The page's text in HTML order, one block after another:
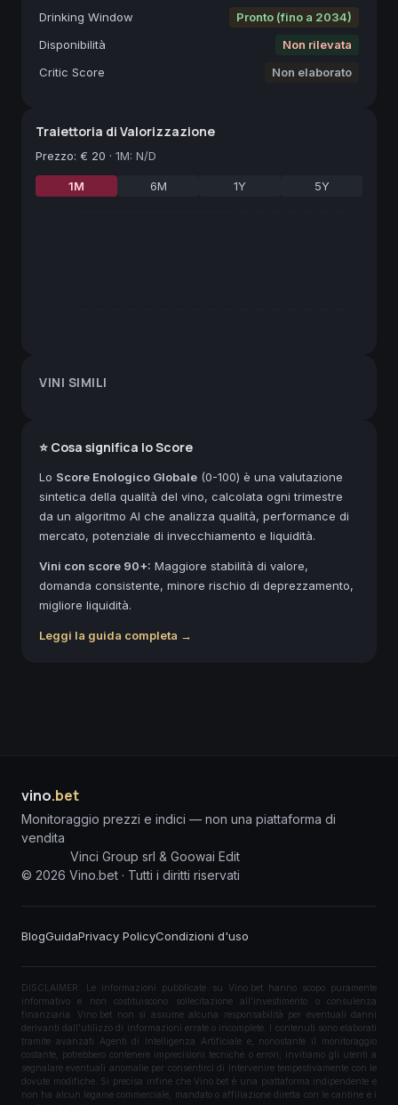
Drinking Window
Pronto (fino a 2034)
Disponibilità
Non rilevata
Critic Score
Non elaborato
Traiettoria di Valorizzazione
Prezzo: € 20 · 1M: N/D
1M 6M 1Y 5Y
VINI SIMILI
⭐ Cosa significa lo Score
Lo Score Enologico Globale (0-100) è una valutazione
sintetica della qualità del vino, calcolata ogni trimestre
da un algoritmo AI che analizza qualità, performance di
mercato, potenziale di invecchiamento e liquidità.
Vini con score 90+: Maggiore stabilità di valore,
domanda consistente, minore rischio di deprezzamento,
migliore liquidità.
Leggi la guida completa →
vino.bet
Monitoraggio prezzi e indici — non una piattaforma di
vendita
Vinci Group srl & Goowai Edit
© 2026 Vino.bet · Tutti i diritti riservati
BlogGuidaPrivacy PolicyCondizioni d'uso
DISCLAIMER: Le informazioni pubblicate su Vino.bet hanno scopo puramente
informativo e non costituiscono sollecitazione all'investimento o consulenza
finanziaria. Vino.bet non si assume alcuna responsabilità per eventuali danni
derivanti dall'utilizzo di informazioni errate o incomplete. I contenuti sono elaborati
tramite avanzati Agenti di Intelligenza Artificiale e, nonostante il monitoraggio
costante, potrebbero contenere imprecisioni tecniche o errori; invitiamo gli utenti a
segnalare eventuali anomalie per consentirci di intervenire tempestivamente con le
dovute modifiche. Si precisa infine che Vino.bet è una piattaforma indipendente e
non ha alcun legame commerciale, mandato o affiliazione diretta con le cantine e i